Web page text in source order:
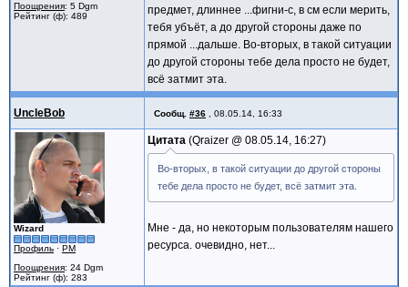
Поощрения: 5 Dgm
Рейтинг (ф): 489
предмет, длиннее ...фигни-с, в см если мерить,
тебя убъёт, а до другой стороны даже по
прямой ...дальше. Во-вторых, в такой ситуации
до другой стороны тебе дела просто не будет,
всё затмит эта.
UncleBob Сообщ. #36 08.05.14, 16:33
Wizard
Профиль · PM
Поощрения: 24 Dgm
Рейтинг (ф): 283
Цитата Qraizer @ 08.05.14, 16:27
Во-вторых, в такой ситуации до другой стороны
тебе дела просто не будет, всё затмит эта.
Мне - да, но некоторым пользователям нашего
ресурса. очевидно, нет...